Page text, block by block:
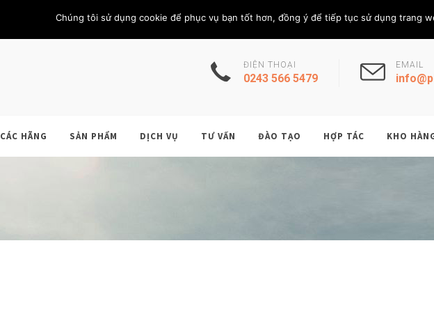
KHÁCH HÀNG LIÊN HỆ THÀNH VIÊN Thứ Sáu, 7/8/
ĐIỆN THOẠI
0243 566 5479
EMAIL
CÁC HÃNG SẢN PHẨM DỊCH VỤ TƯ VẤN ĐÀO TẠO HỢP TÁC KHO
Chúng tôi sử dụng cookie để phục vụ bạn tốt hơn, đồng ý để tiếp tục sử dụng trang